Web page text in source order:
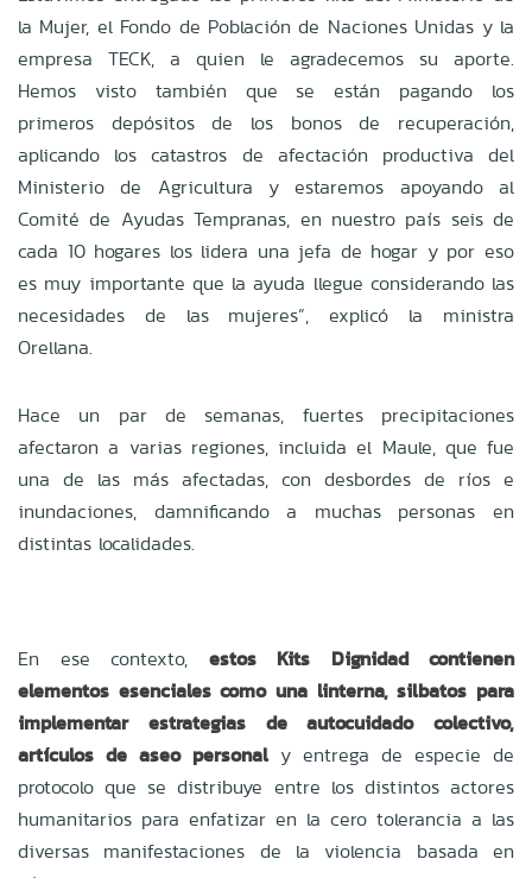
la Mujer, el Fondo de Población de Naciones Unidas y la
empresa TECK, a quien le agradecemos su aporte.
Hemos visto también que se están pagando los
primeros depósitos de los bonos de recuperación,
aplicando los catastros de afectación productiva del
Ministerio de Agricultura y estaremos apoyando al
Comité de Ayudas Tempranas, en nuestro país seis de
cada 10 hogares los lidera una jefa de hogar y por eso
es muy importante que la ayuda llegue considerando las
necesidades de las mujeres”, explicó la ministra
Orellana.
Hace un par de semanas, fuertes precipitaciones
afectaron a varias regiones, incluida el Maule, que fue
una de las más afectadas, con desbordes de ríos e
inundaciones, damnificando a muchas personas en
distintas localidades.
En ese contexto, estos Kits Dignidad contienen
elementos esenciales como una linterna, silbatos para
implementar estrategias de autocuidado colectivo,
artículos de aseo personal y entrega de especie de
protocolo que se distribuye entre los distintos actores
humanitarios para enfatizar en la cero tolerancia a las
diversas manifestaciones de la violencia basada en